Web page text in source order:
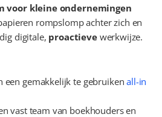
voor kleine ondernemingen
rompslomp achter zich en
digitale, proactieve werkwijze.
een gemakkelijk te gebruiken all-in
vast team van boekhouders en